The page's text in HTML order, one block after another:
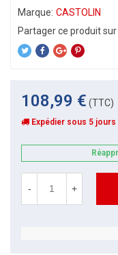
Marque: CASTOLIN
108,99 € (TTC)
Expédier sous 5 jours
- +